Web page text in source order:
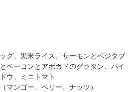
グ、黒米ライス、サーモンとベジタブ
ベーコンとアボカドのグラタン、パイ
ウ、ミニトマト
マンゴー、ベリー、ナッツ）